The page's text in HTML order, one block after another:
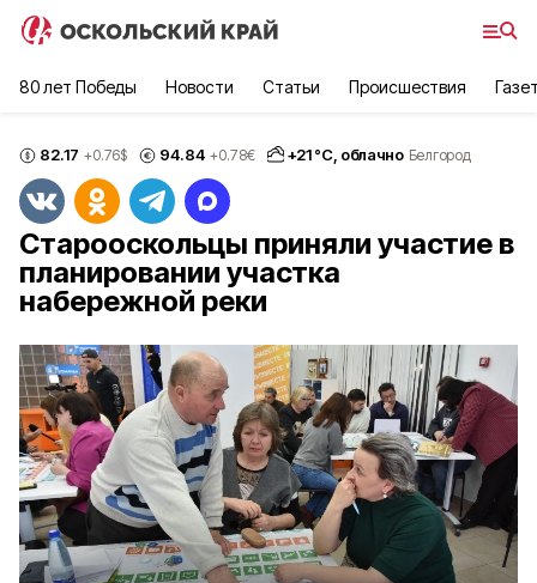
80 лет Победы Новости Статьи Происшествия
82.17 +0.76$ 94.84 +0.78€ +21°С, облачно Белгород
Старооскольцы приняли участие в
планировании участка
набережной реки